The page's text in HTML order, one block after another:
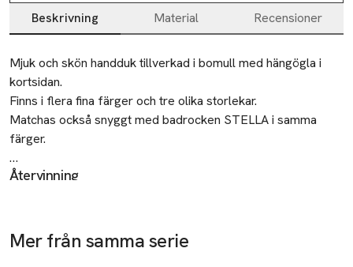
Slut i lager
Slut i lager
Beskrivning Material Recensioner
Beskrivning
Mjuk och skön handduk tillverkad i bomull med hängögla i
kortsidan.
Finns i flera fina färger och tre olika storlekar.
Matchas också snyggt med badrocken STELLA i samma
färger.
• Handduk i bomullsfrotté
• Vikt: 500g/m2
• Matchande handdukar finns i storlekarna 50x70 och 70x140
Återvinning
Tillverkare
Mer från samma serie
Ta 4 betala för
Ta 4 betala för